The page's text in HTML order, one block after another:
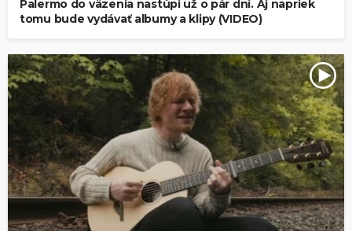
Palermo do väzenia nastúpi už o pár dní. Aj napriek
tomu bude vydávať albumy a klipy (VIDEO)